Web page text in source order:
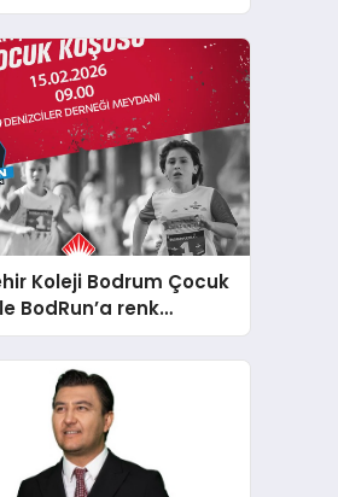
Koleji Bodrum Çocuk
BodRun’a renk